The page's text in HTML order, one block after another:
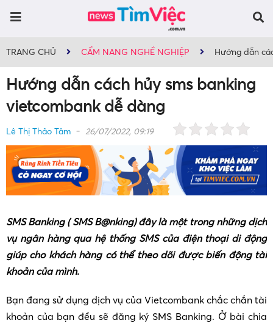
TRANG CHỦ CẨM NANG NGHỀ NGHIỆP Hướng dẫn
Hướng dẫn cách hủy sms banking
vietcombank dễ dàng
Lê Thị Thảo Tâm 26/07/2022, 09:19
SMS Banking ( SMS B@nking) đây là một trong những dịch
vụ ngân hàng qua hệ thống SMS của điện thoại di động
giúp cho khách hàng có thể theo dõi được biến động tài
khoản của mình.
Bạn đang sử dụng dịch vụ của Vietcombank chắc chắn tài
khoản của bạn đều sẽ đăng ký SMS Banking. Ở bài chia